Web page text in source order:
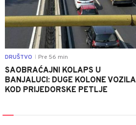
DRUŠTVO Pre 56 min
SAOBRAĆAJNI KOLAPS U
BANJALUCI: DUGE KOLONE VOZILA
KOD PRIJEDORSKE PETLJE